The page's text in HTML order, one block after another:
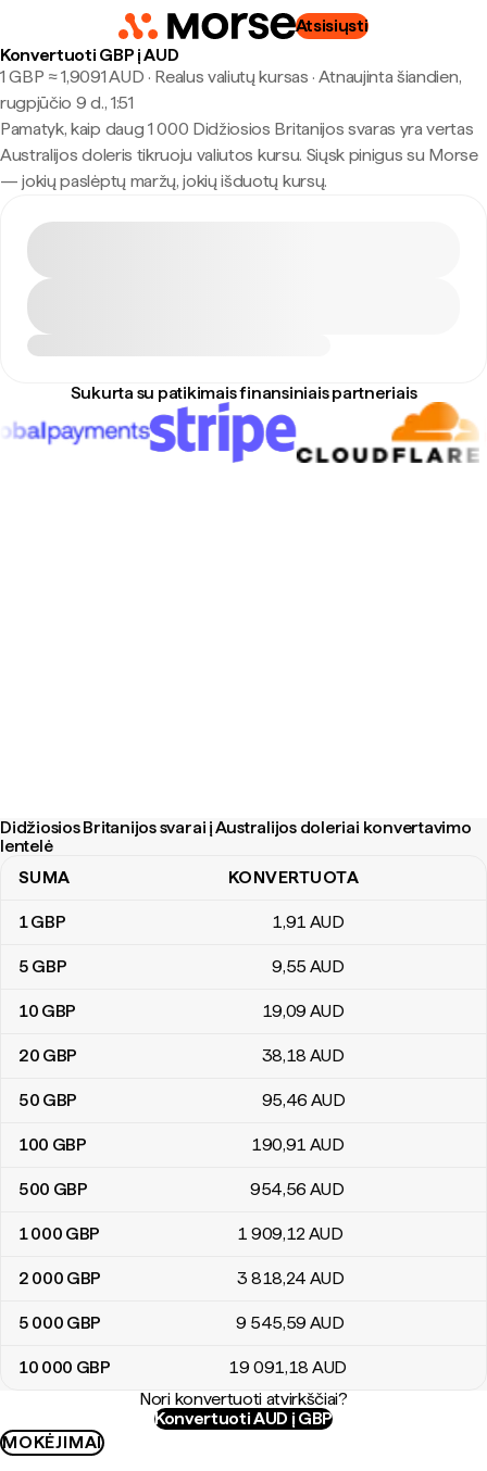
Atsisiųsti
Konvertuoti GBP į AUD
1 GBP ≈ 1,9091 AUD · Realus valiutų kursas · Atnaujinta šiandien,
rugpjūčio 9 d., 1:51
Pamatyk, kaip daug 1 000 Didžiosios Britanijos svaras yra vertas
Australijos doleris tikruoju valiutos kursu. Siųsk pinigus su Morse
— jokių paslėptų maržų, jokių išduotų kursų.
Sukurta su patikimais finansiniais partneriais
Didžiosios Britanijos svarai į Australijos doleriai konvertavimo
lentelė
Didžiosios Britanijos svarai į Australijos doleriai konvertavimo
SUMA KONVERTUOTA
1GBP 1,91 AUD
5 GBP 9,55 AUD
10 GBP 19,09 AUD
20 GBP 38,18 AUD
50 GBP 95,46 AUD
100 GBP 190,91 AUD
500 GBP 954,56 AUD
1 000 GBP 1 909,12AUD
2 000 GBP 3 818,24 AUD
5 000 GBP 9 545,59 AUD
10 000 GBP 19 091,18 AUD
Nori konvertuoti atvirkščiai?
Konvertuoti AUD į GBP
MOKĖJIMAI